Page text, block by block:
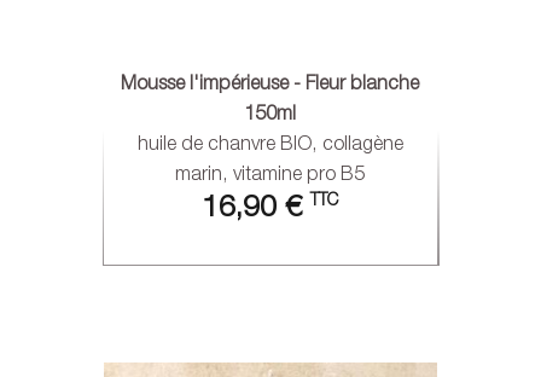
Mousse l'impérieuse - Fleur blanche
150ml
huile de chanvre BIO, collagène
marin, vitamine pro B5
16,90 € TTC